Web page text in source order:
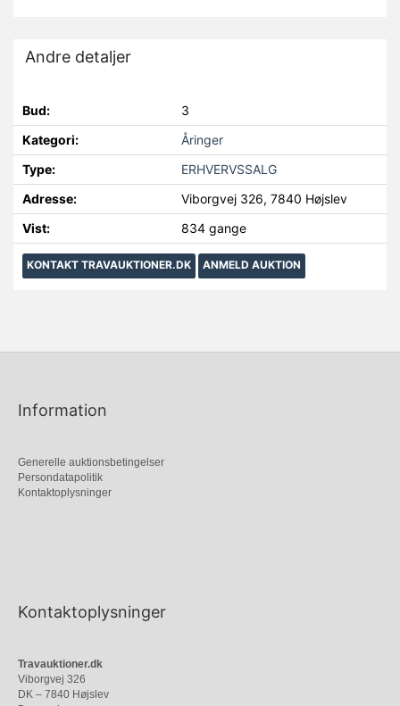
Andre detaljer
Bud:
3
Kategori:
Åringer
Type:
ERHVERVSSALG
Adresse:
Viborgvej 326, 7840 Højslev
Vist:
834 gange
KONTAKT TRAVAUKTIONER.DK ANMELD AUKTION
Information
Generelle auktionsbetingelser
Persondatapolitik
Kontaktoplysninger
Kontaktoplysninger
Travauktioner.dk
Viborgvej 326
DK – 7840 Højslev